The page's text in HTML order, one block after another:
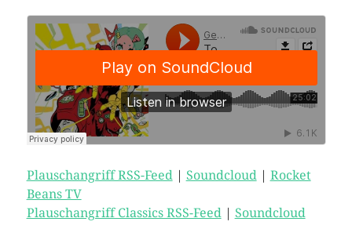
Plauschangriff RSS-Feed| Soundcloud| Rocket
Beans TV
Plauschangriff Classics RSS-Feed| Soundcloud